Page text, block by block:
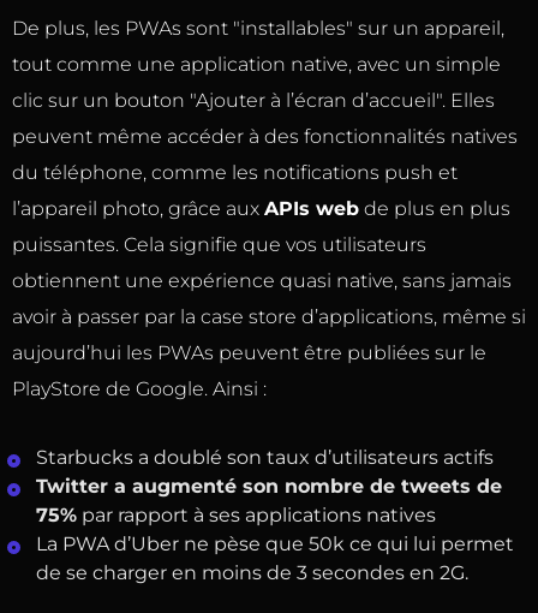
De plus, les PWAs sont "installables" sur un appareil,
tout comme une application native, avec un simple
clic sur un bouton "Ajouter à l’écran d’accueil". Elles
peuvent même accéder à des fonctionnalités natives
du téléphone, comme les notifications push et
l’appareil photo, grâce aux APIs web de plus en plus
puissantes. Cela signifie que vos utilisateurs
obtiennent une expérience quasi native, sans jamais
avoir à passer par la case store d’applications, même si
aujourd’hui les PWAs peuvent être publiées sur le
PlayStore de Google. Ainsi :
Starbucks a doublé son taux d’utilisateurs actifs
Twitter a augmenté son nombre de tweets de
75% par rapport à ses applications natives
La PWA d’Uber ne pèse que 50k ce qui lui permet
de se charger en moins de 3 secondes en 2G.